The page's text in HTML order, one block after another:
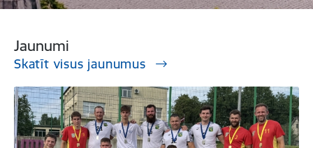
Jaunumi
Skatīt visus jaunumus